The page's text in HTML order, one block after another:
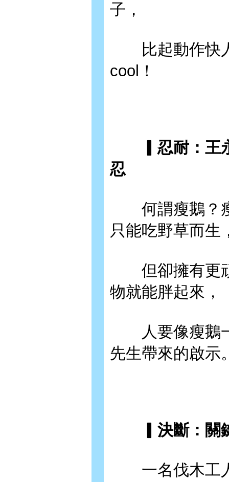
子，
比起動作快人
cool！
▎忍耐：王永
忍
何謂瘦鵝？瘦
只能吃野草而生
但卻擁有更頑
物就能胖起來，
人要像瘦鵝一
先生帶來的啟示
▎決斷：關
一名伐木工人